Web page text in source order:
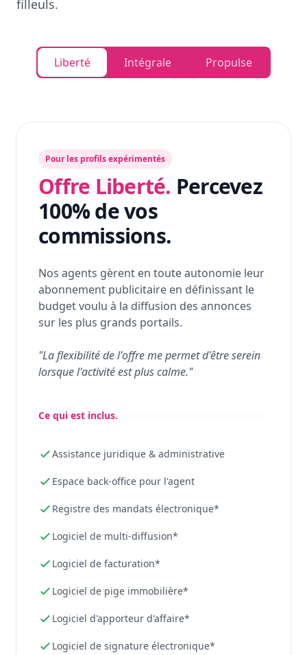
filleuls.
Liberté Intégrale Propulse
Pour les profils expérimentés
Offre Liberté. Percevez
100% de vos
commissions.
Nos agents gèrent en toute autonomie leur
abonnement publicitaire en définissant le
budget voulu à la diffusion des annonces
sur les plus grands portails.
"La flexibilité de l'offre me permet d'être serein
lorsque l'activité est plus calme."
Ce qui est inclus.
Assistance juridique & administrative
Espace back-office pour l'agent
Registre des mandats électronique*
Logiciel de multi-diffusion*
Logiciel de facturation*
Logiciel de pige immobilière*
Logiciel d'apporteur d'affaire*
Logiciel de signature électronique*